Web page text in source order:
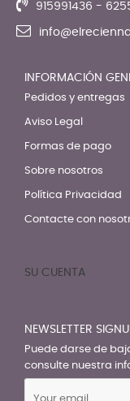
915991436 -
INFORMACIÓN
Pedidos y entregas
Aviso Legal
Formas de pago
Sobre nosotros
Política Privacidad
Contacte con
SU CUENTA
NEWSLETTER
Puede darse de
consulte nuestra